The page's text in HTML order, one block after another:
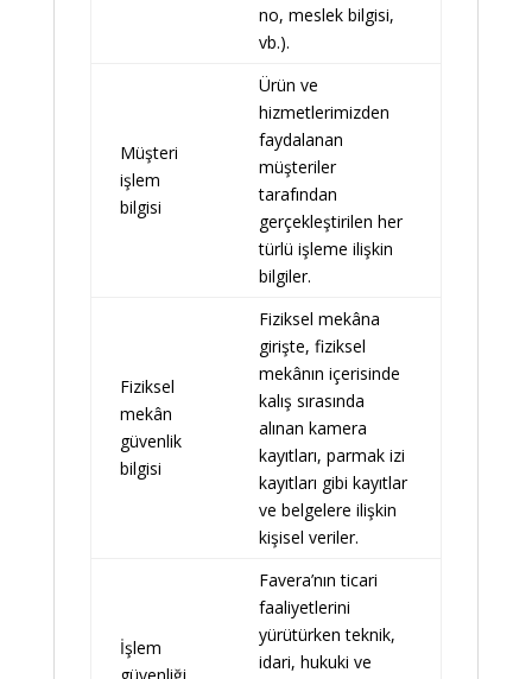
no, meslek bilgisi,
vb.).
Müşteri
işlem
bilgisi
Ürün ve
hizmetlerimizden
faydalanan
müşteriler
tarafından
gerçekleştirilen her
türlü işleme ilişkin
bilgiler.
Fiziksel
mekân
güvenlik
bilgisi
Fiziksel mekâna
girişte, fiziksel
mekânın içerisinde
kalış sırasında
alınan kamera
kayıtları, parmak izi
kayıtları gibi kayıtlar
ve belgelere ilişkin
kişisel veriler.
İşlem
Favera’nın ticari
faaliyetlerini
yürütürken teknik,
idari, hukuki ve